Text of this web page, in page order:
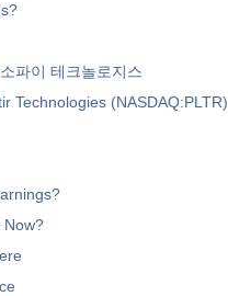
파이 테크놀로지스
Technologies (NASDAQ:PLTR)
Now?